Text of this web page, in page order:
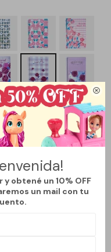

obtené un 10% OFF
un mail con tu